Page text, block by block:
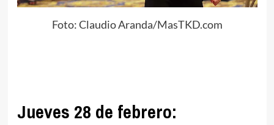
Foto: Claudio Aranda/MasTKD.com
Jueves 28 de febrero: